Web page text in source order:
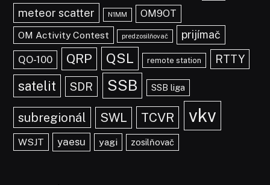
meteor scatter N1MM
OM9OT
OM Activity Contest
predzosilňovač prijímač
QO-100 QRP QSL remote station RTTY
satelit SDR SSB SSB liga
subregionál SWL TCVR vkv
WSJT yaesu yagi zosilňovač